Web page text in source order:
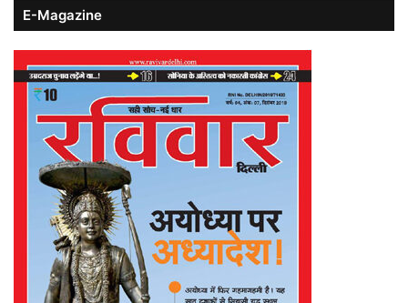
E-Magazine